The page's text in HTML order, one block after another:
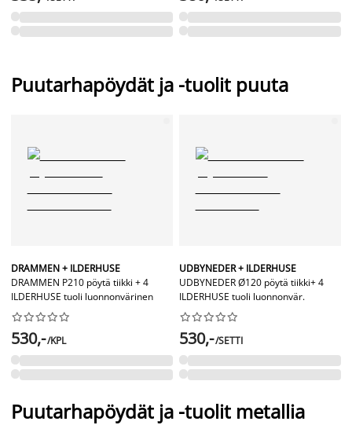
Puutarhapöydät ja -tuolit puuta
DRAMMEN + ILDERHUSE
DRAMMEN P210 pöytä tiikki + 4
ILDERHUSE tuoli luonnonvärinen






530,-/KPL
UDBYNEDER + ILDERHUSE
UDBYNEDER Ø120 pöytä tiikki+ 4
ILDERHUSE tuoli luonnonvär.






530,-/SETTI
Puutarhapöydät ja -tuolit metallia